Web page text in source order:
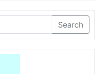
Search